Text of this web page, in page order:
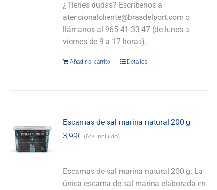
¿Tienes dudas? Escríbenos a
atencionalcliente@brasdelport.com o
llámanos al 965 41 33 47 (de lunes a
viernes de 9 a 17 horas).
Añadir al carrito Detalles
Escamas de sal marina natural 200 g
3,99€ (IVA incluido)
Escamas de sal marina natural 200 g. La
única escama de sal marina elaborada en